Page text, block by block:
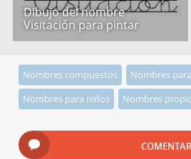
Dibujo del nombre
Visitación para pintar
Nombres compuestos
Nombres
Nombres para niños
Nombres
COMENTAR